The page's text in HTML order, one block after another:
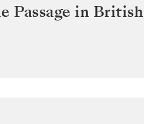
Passage in British